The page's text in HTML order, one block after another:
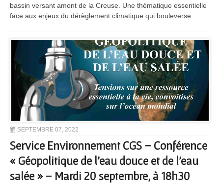
bassin versant amont de la Creuse. Une thématique essentielle
face aux enjeux du dérèglement climatique qui bouleverse
SEPTEMBRE 07, 2022
Service Environnement CGS – Conférence
« Géopolitique de l’eau douce et de l’eau
salée » – Mardi 20 septembre, à 18h30